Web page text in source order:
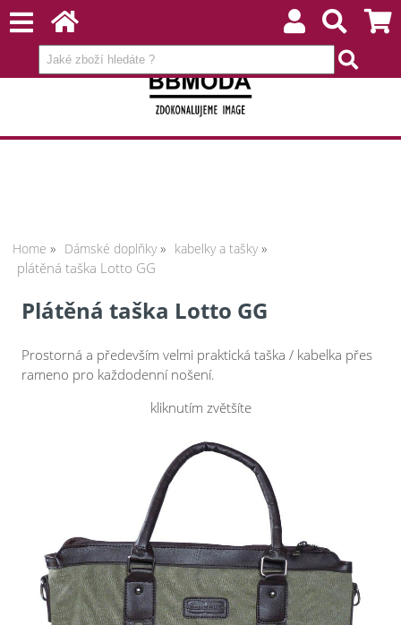
Home Dámské doplňky kabelky a tašky
plátěná taška Lotto GG
Plátěná taška Lotto GG
Prostorná a především velmi praktická taška / kabelka přes
rameno pro každodenní nošení.
kliknutím zvětšíte